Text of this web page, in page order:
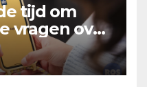
tijd om
vragen over